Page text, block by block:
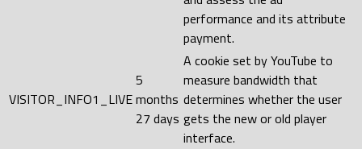
performance and its attribute
payment.
VISITOR_INFO1_LIVE
5
months
27 days
A cookie set by YouTube to
measure bandwidth that
determines whether the user
gets the new or old player
interface.